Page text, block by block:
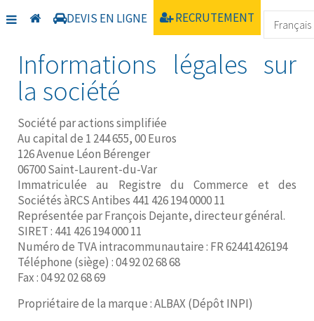
DEVIS EN LIGNE RECRUTEMENT
Accueil Mentions légales
Informations légales sur
la société
Société par actions simplifiée
Au capital de 1 244 655, 00 Euros
126 Avenue Léon Bérenger
06700 Saint-Laurent-du-Var
Immatriculée au Registre du Commerce et des
Sociétés àRCS Antibes 441 426 194 0000 11
Représentée par François Dejante, directeur général.
SIRET : 441 426 194 000 11
Numéro de TVA intracommunautaire : FR 62441426194
Téléphone (siège) : 04 92 02 68 68
Fax : 04 92 02 68 69
Propriétaire de la marque : ALBAX (Dépôt INPI)